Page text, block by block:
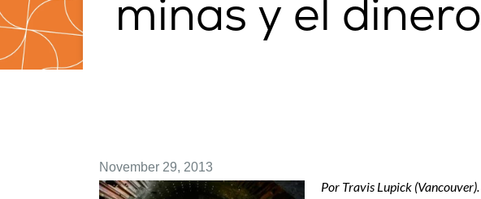
minas y el dinero
November 29, 2013
Por Travis Lupick (Vancouver).